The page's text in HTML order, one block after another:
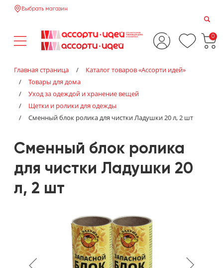
Выбрать магазин
0
Главная страница /
Каталог товаров «‎Ассорти идей»‎
/
Товары для дома
/
Уход за одеждой и хранение вещей
/
Щетки и ролики для одежды
/
Сменный блок ролика для чистки Ладушки 20 л, 2 шт
Сменный блок ролика
для чистки Ладушки 20
л, 2 шт